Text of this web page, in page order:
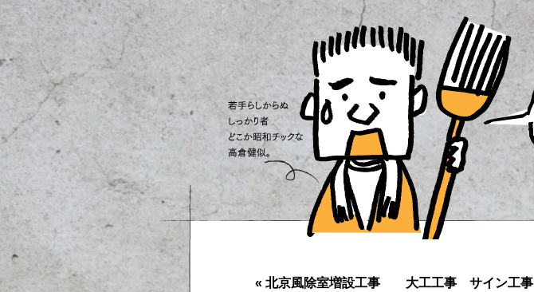
« 北京風除室増設工事 大工工事 サイン工事